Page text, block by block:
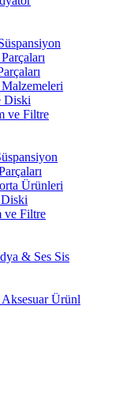
Diski
ve Filtre
Ürünleri
Diski
ve Filtre
& Ses Sis
Ürünl